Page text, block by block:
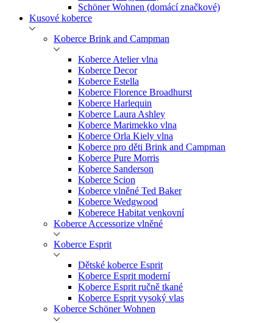
Schöner Wohnen (domácí značkové)
Kusové koberce
Koberce Brink and Campman
Koberce Atelier vlna
Koberce Decor
Koberce Estella
Koberce Florence Broadhurst
Koberce Harlequin
Koberce Laura Ashley
Koberce Marimekko vlna
Koberce Orla Kiely vlna
Koberce pro děti Brink and Campman
Koberce Pure Morris
Koberce Sanderson
Koberce Scion
Koberce vlněné Ted Baker
Koberce Wedgwood
Koberece Habitat venkovní
Koberce Accessorize vlněné
Koberce Esprit
Dětské koberce Esprit
Koberce Esprit moderní
Koberce Esprit ručně tkané
Koberce Esprit vysoký vlas
Koberce Schöner Wohnen